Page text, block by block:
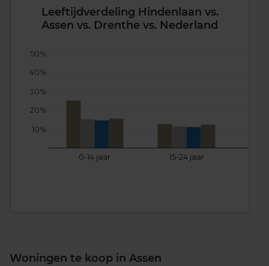
Leeftijdverdeling Hindenlaan vs.
Assen vs. Drenthe vs. Nederland
0-14 jaar 15-24 jaar
10%
20%
30%
40%
50%
Woningen te koop in Assen